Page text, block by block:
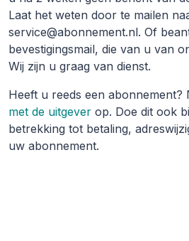
Laat het weten door te mailen
service@abonnement.nl. Of
bevestigingsmail, die van u van
Wij zijn u graag van dienst.
Heeft u reeds een abonnement?
met de uitgever op. Doe dit ook
betrekking tot betaling,
uw abonnement.